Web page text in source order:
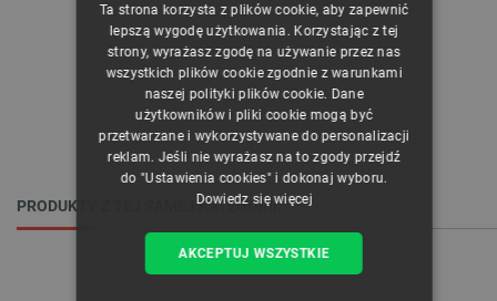
PRODUKTY Z TEJ SAMEJ KATEGORII:
CZECH
ENGLISH
GERMAN
Ta strona korzysta z plików cookie, aby zapewnić
lepszą wygodę użytkowania. Korzystając z tej
strony, wyrażasz zgodę na używanie przez nas
wszystkich plików cookie zgodnie z warunkami
naszej polityki plików cookie. Dane
użytkowników i pliki cookie mogą być
przetwarzane i wykorzystywane do personalizacji
reklam. Jeśli nie wyrażasz na to zgody przejdź
do "Ustawienia cookies" i dokonaj wyboru.
Dowiedz się więcej
AKCEPTUJ WSZYSTKIE